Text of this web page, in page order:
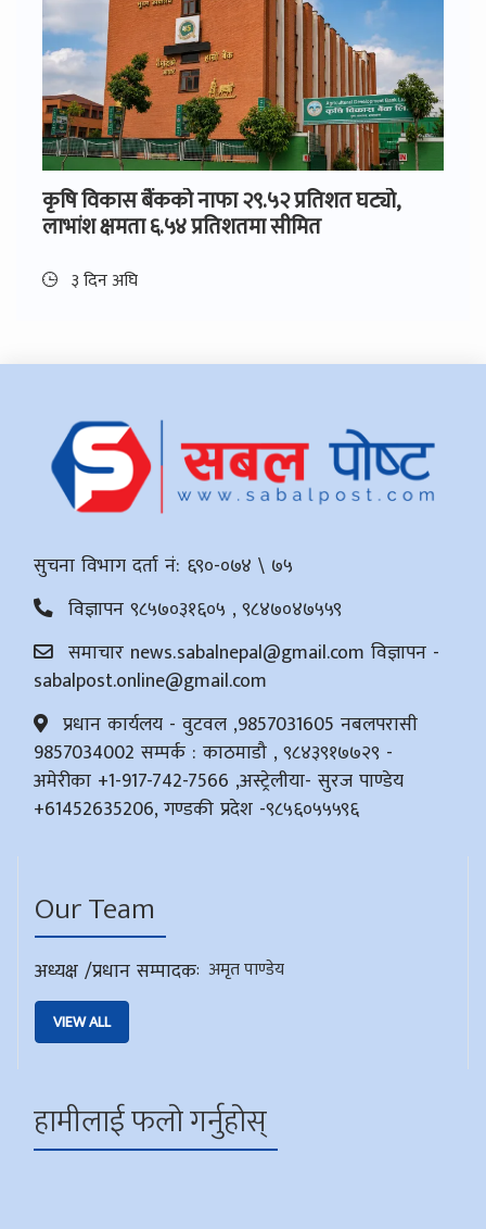
कृषि विकास बैंकको नाफा २९.५२ प्रतिशत घट्यो,
लाभांश क्षमता ६.५४ प्रतिशतमा सीमित
३ दिन अघि
सुचना विभाग दर्ता नं: ६९०-०७४ \ ७५
विज्ञापन ९८५७०३१६०५ , ९८४७०४७५५९
समाचार news.sabalnepal@gmail.com विज्ञापन -
sabalpost.online@gmail.com
प्रधान कार्यलय - वुटवल ,9857031605 नबलपरासी
9857034002 सम्पर्क : काठमाडौ , ९८४३९१७७२९ -
अमेरीका +1-917-742-7566 ,अस्ट्रेलीया- सुरज पाण्डेय
+61452635206, गण्डकी प्रदेश -९८५६०५५५९६
Our Team
अध्यक्ष /प्रधान सम्पादक: अमृत पाण्डेय
VIEW ALL
हामीलाई फलो गर्नुहोस्